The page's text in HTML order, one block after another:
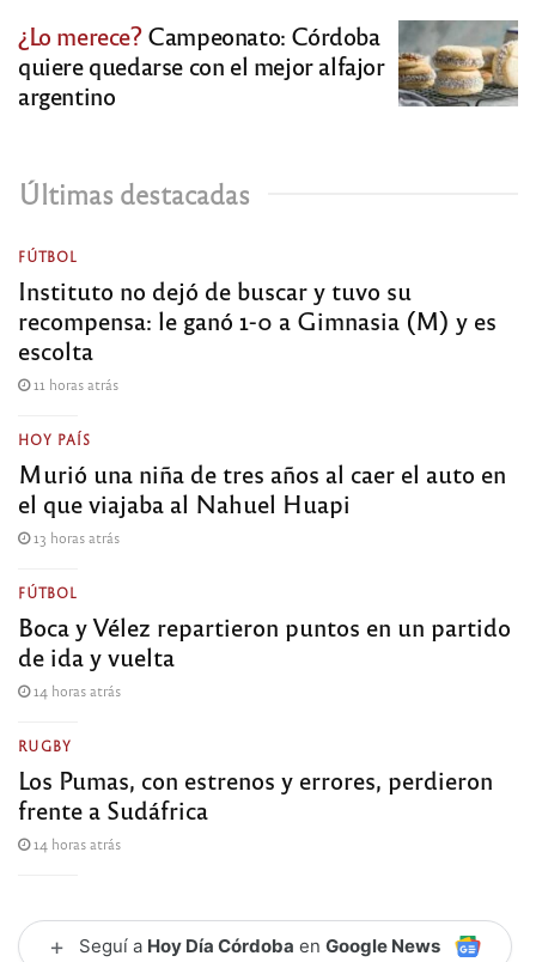
¿Lo merece?Campeonato: Córdoba
quiere quedarse con el mejor alfajor
argentino
Últimas destacadas
FÚTBOL
Instituto no dejó de buscar y tuvo su
recompensa: le ganó 1-0 a Gimnasia (M) y es
escolta
11 horas atrás
HOY PAÍS
Murió una niña de tres años al caer el auto en
el que viajaba al Nahuel Huapi
13 horas atrás
FÚTBOL
Boca y Vélez repartieron puntos en un partido
de ida y vuelta
14 horas atrás
RUGBY
Los Pumas, con estrenos y errores, perdieron
frente a Sudáfrica
14 horas atrás
+ Seguí a Hoy Día Córdoba en Google News